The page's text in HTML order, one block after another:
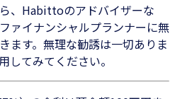
、Habittoのアドバイザーな
ァイナンシャルプランナーに無
ます。無理な勧誘は一切ありま
してみてください。